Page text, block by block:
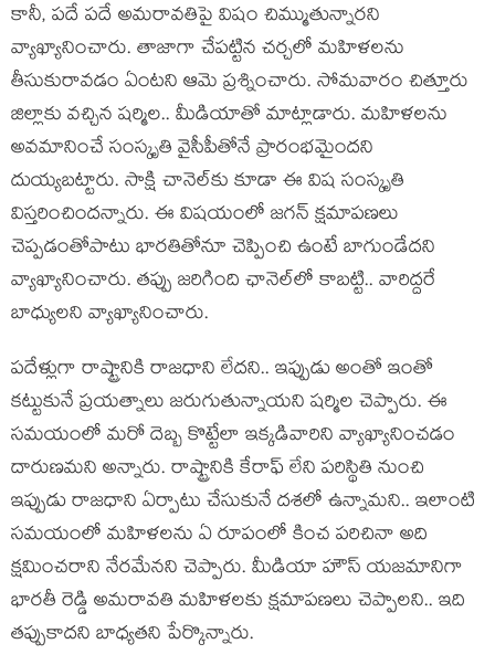
కానీ, ప‌దే ప‌దే అమ‌రావ‌తిపై విషం చిమ్ముతున్నార‌ని
వ్యాఖ్యానించారు. తాజాగా చేప‌ట్టిన చ‌ర్చ‌లో మ‌హిళ‌ల‌ను
తీసుకురావ‌డం ఏంట‌ని ఆమె ప్ర‌శ్నించారు. సోమ‌వారం చిత్తూరు
జిల్లాకు వ‌చ్చిన ష‌ర్మిల‌.. మీడియాతో మాట్లాడారు. మ‌హిళ‌ల‌ను
అవ‌మానించే సంస్కృతి వైసీపీతోనే ప్రారంభ‌మైంద‌ని
దుయ్య‌బ‌ట్టారు. సాక్షి చానెల్‌కు కూడా ఈ విష సంస్కృతి
విస్త‌రించింద‌న్నారు. ఈ విషయంలో జ‌గ‌న్ క్ష‌మాప‌ణ‌లు
చెప్ప‌డంతోపాటు భారతితోనూ చెప్పించి ఉంటే బాగుండేద‌ని
వ్యాఖ్యానించారు. త‌ప్పు జ‌రిగింది ఛానెల్‌లో కాబ‌ట్టి.. వారిద్ద‌రే
బాధ్యుల‌ని వ్యాఖ్యానించారు.
ప‌దేళ్లుగా రాష్ట్రానికి రాజ‌ధాని లేద‌ని.. ఇప్పుడు అంతో ఇంతో
క‌ట్టుకునే ప్ర‌య‌త్నాలు జ‌రుగుతున్నాయ‌ని ష‌ర్మిల చెప్పారు. ఈ
స‌మ‌యంలో మ‌రో దెబ్బ కొట్టేలా ఇక్క‌డివారిని వ్యాఖ్యానించ‌డం
దారుణ‌మ‌ని అన్నారు. రాష్ట్రానికి కేరాఫ్ లేని ప‌రిస్థితి నుంచి
ఇప్పుడు రాజ‌ధాని ఏర్పాటు చేసుకునే ద‌శ‌లో ఉన్నామ‌ని.. ఇలాంటి
స‌మ‌యంలో మ‌హిళ‌ల‌ను ఏ రూపంలో కించ ప‌రిచినా అది
క్ష‌మించ‌రాని నేర‌మేన‌ని చెప్పారు. మీడియా హౌస్ య‌జ‌మానిగా
భార‌తీ రెడ్డి అమ‌రావ‌తి మ‌హిళ‌ల‌కు క్ష‌మాప‌ణ‌లు చెప్పాల‌ని.. ఇది
త‌ప్పుకాద‌ని బాధ్య‌త‌ని పేర్కొన్నారు.